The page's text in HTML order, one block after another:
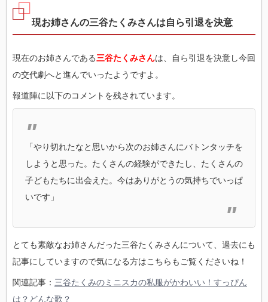
現お姉さんの三谷たくみさんは自ら引退を決意
現在のお姉さんである三谷たくみさんは、自ら引退を決意し今回
の交代劇へと進んでいったようですよ。
報道陣に以下のコメントを残されています。
「やり切れたなと思いから次のお姉さんにバトンタッチを
しようと思った。たくさんの経験ができたし、たくさんの
子どもたちに出会えた。今はありがとうの気持ちでいっぱ
いです」
とても素敵なお姉さんだった三谷たくみさんについて、過去にも
記事にしていますので気になる方はこちらもご覧くださいね！
関連記事： 三谷たくみのミニスカの私服がかわいい！すっぴん
は？どんな歌？